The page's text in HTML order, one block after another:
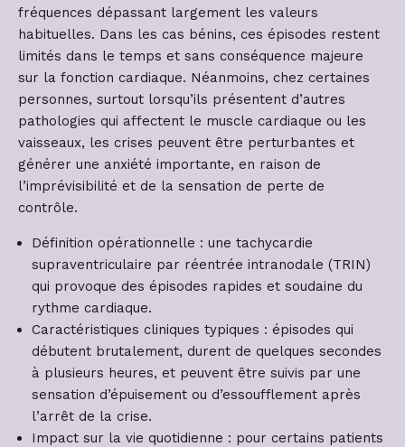
fréquences dépassant largement les valeurs
habituelles. Dans les cas bénins, ces épisodes restent
limités dans le temps et sans conséquence majeure
sur la fonction cardiaque. Néanmoins, chez certaines
personnes, surtout lorsqu’ils présentent d’autres
pathologies qui affectent le muscle cardiaque ou les
vaisseaux, les crises peuvent être perturbantes et
générer une anxiété importante, en raison de
l’imprévisibilité et de la sensation de perte de
contrôle.
Définition opérationnelle : une tachycardie
supraventriculaire par réentrée intranodale (TRIN)
qui provoque des épisodes rapides et soudaine du
rythme cardiaque.
Caractéristiques cliniques typiques : épisodes qui
débutent brutalement, durent de quelques secondes
à plusieurs heures, et peuvent être suivis par une
sensation d’épuisement ou d’essoufflement après
l’arrêt de la crise.
Impact sur la vie quotidienne : pour certains patients